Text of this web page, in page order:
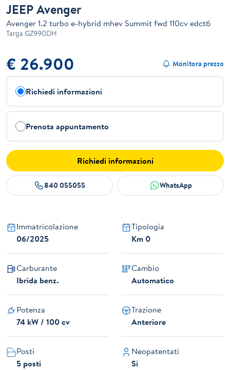
JEEP Avenger
Avenger 1.2 turbo e-hybrid mhev Summit fwd 110cv edct6
Targa GZ990DH
€ 26.900 Monitora prezzo
Richiedi informazioni
Prenota appuntamento
Richiedi informazioni
840 055055 WhatsApp
Immatricolazione
06/2025
Tipologia
Km 0
Carburante
Ibrida benz.
Cambio
Automatico
Potenza
74 kW / 100 cv
Trazione
Anteriore
Posti
5 posti
Neopatentati
Si